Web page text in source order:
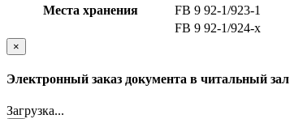
Места хранения
FB 9 92-1/923-1
FB 9 92-1/924-x
×
Электронный заказ документа в читальный зал
Загрузка...